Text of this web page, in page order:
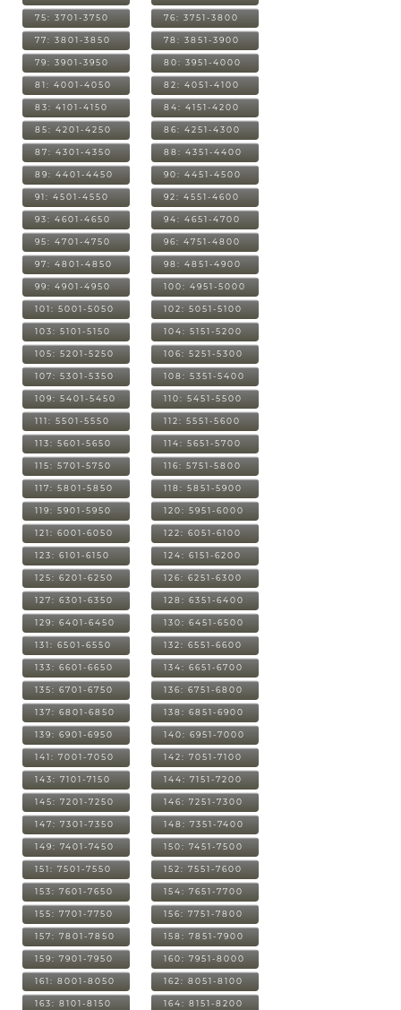
75: 3701-3750 76: 3751-3800
77: 3801-3850 78: 3851-3900
79: 3901-3950 80: 3951-4000
81: 4001-4050 82: 4051-4100
83: 4101-4150 84: 4151-4200
85: 4201-4250 86: 4251-4300
87: 4301-4350 88: 4351-4400
89: 4401-4450 90: 4451-4500
91: 4501-4550 92: 4551-4600
93: 4601-4650 94: 4651-4700
95: 4701-4750 96: 4751-4800
97: 4801-4850 98: 4851-4900
99: 4901-4950 100: 4951-5000
101: 5001-5050 102: 5051-5100
103: 5101-5150 104: 5151-5200
105: 5201-5250 106: 5251-5300
107: 5301-5350 108: 5351-5400
109: 5401-5450 110: 5451-5500
111: 5501-5550 112: 5551-5600
113: 5601-5650 114: 5651-5700
115: 5701-5750 116: 5751-5800
117: 5801-5850 118: 5851-5900
119: 5901-5950 120: 5951-6000
121: 6001-6050 122: 6051-6100
123: 6101-6150 124: 6151-6200
125: 6201-6250 126: 6251-6300
127: 6301-6350 128: 6351-6400
129: 6401-6450 130: 6451-6500
131: 6501-6550 132: 6551-6600
133: 6601-6650 134: 6651-6700
135: 6701-6750 136: 6751-6800
137: 6801-6850 138: 6851-6900
139: 6901-6950 140: 6951-7000
141: 7001-7050 142: 7051-7100
143: 7101-7150 144: 7151-7200
145: 7201-7250 146: 7251-7300
147: 7301-7350 148: 7351-7400
149: 7401-7450 150: 7451-7500
151: 7501-7550 152: 7551-7600
153: 7601-7650 154: 7651-7700
155: 7701-7750 156: 7751-7800
157: 7801-7850 158: 7851-7900
159: 7901-7950 160: 7951-8000
161: 8001-8050 162: 8051-8100
163: 8101-8150 164: 8151-8200